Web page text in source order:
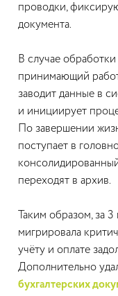
проводки,
документа.
В случае
принимающий
заводит данные в
и инициирует
По завершении
поступает в
переходят в архив.
Таким образом, за
мигрировала
учёту и оплате
Дополнительно
бухгалтерских